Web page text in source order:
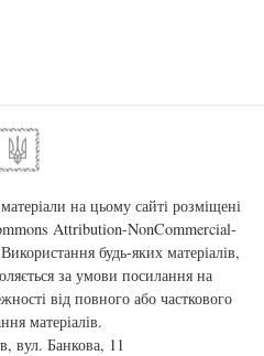
на цьому сайті розміщені
Attribution-NonCommercial-
будь-яких матеріалів,
за умови посилання на
від повного або часткового
матеріалів.
вул. Банкова, 11